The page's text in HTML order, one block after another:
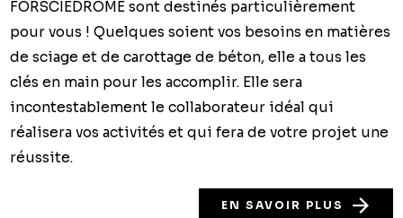
FORSCIEDROME sont destinés particulièrement
pour vous ! Quelques soient vos besoins en matières
de sciage et de carottage de béton, elle a tous les
clés en main pour les accomplir. Elle sera
incontestablement le collaborateur idéal qui
réalisera vos activités et qui fera de votre projet une
réussite.
EN SAVOIR PLUS